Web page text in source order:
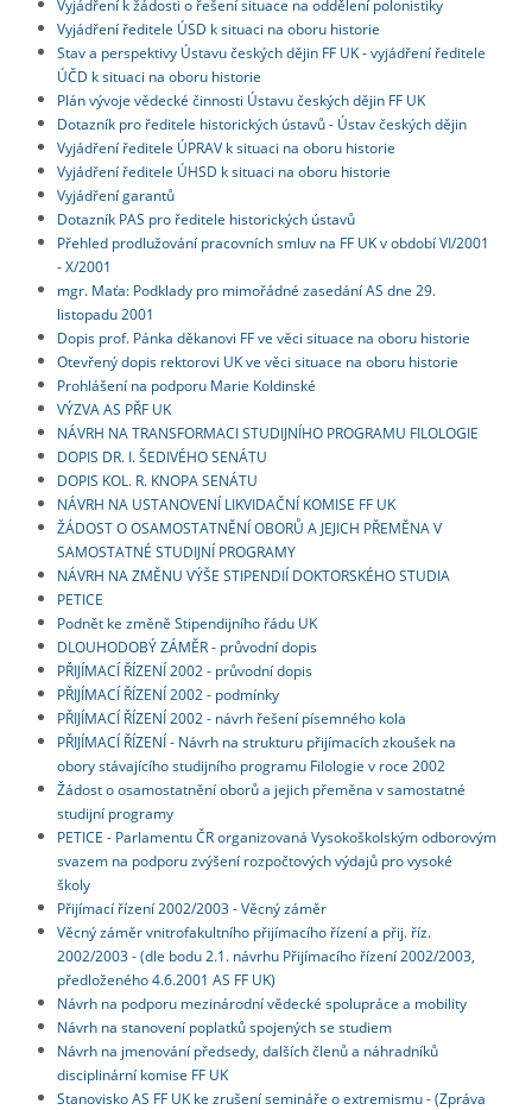
Vyjádření ředitele ÚSD k situaci na oboru historie
Stav a perspektivy Ústavu českých dějin FF UK - vyjádření ředitele
ÚČD k situaci na oboru historie
Plán vývoje vědecké činnosti Ústavu českých dějin FF UK
Dotazník pro ředitele historických ústavů - Ústav českých dějin
Vyjádření ředitele ÚPRAV k situaci na oboru historie
Vyjádření ředitele ÚHSD k situaci na oboru historie
Vyjádření garantů
Dotazník PAS pro ředitele historických ústavů
Přehled prodlužování pracovních smluv na FF UK v období VI/2001
- X/2001
mgr. Maťa: Podklady pro mimořádné zasedání AS dne 29.
listopadu 2001
Dopis prof. Pánka děkanovi FF ve věci situace na oboru historie
Otevřený dopis rektorovi UK ve věci situace na oboru historie
Prohlášení na podporu Marie Koldinské
VÝZVA AS PŘF UK
NÁVRH NA TRANSFORMACI STUDIJNÍHO PROGRAMU FILOLOGIE
DOPIS DR. I. ŠEDIVÉHO SENÁTU
DOPIS KOL. R. KNOPA SENÁTU
NÁVRH NA USTANOVENÍ LIKVIDAČNÍ KOMISE FF UK
ŽÁDOST O OSAMOSTATNĚNÍ OBORŮ A JEJICH PŘEMĚNA V
SAMOSTATNÉ STUDIJNÍ PROGRAMY
NÁVRH NA ZMĚNU VÝŠE STIPENDIÍ DOKTORSKÉHO STUDIA
PETICE
Podnět ke změně Stipendijního řádu UK
DLOUHODOBÝ ZÁMĚR - průvodní dopis
PŘIJÍMACÍ ŘÍZENÍ 2002 - průvodní dopis
PŘIJÍMACÍ ŘÍZENÍ 2002 - podmínky
PŘIJÍMACÍ ŘÍZENÍ 2002 - návrh řešení písemného kola
PŘIJÍMACÍ ŘÍZENÍ - Návrh na strukturu přijímacích zkoušek na
obory stávajícího studijního programu Filologie v roce 2002
Žádost o osamostatnění oborů a jejich přeměna v samostatné
studijní programy
PETICE - Parlamentu ČR organizovaná Vysokoškolským odborovým
svazem na podporu zvýšení rozpočtových výdajů pro vysoké
školy
Přijímací řízení 2002/2003 - Věcný záměr
Věcný záměr vnitrofakultního přijímacího řízení a přij. říz.
2002/2003 - (dle bodu 2.1. návrhu Přijímacího řízení 2002/2003,
předloženého 4.6.2001 AS FF UK)
Návrh na podporu mezinárodní vědecké spolupráce a mobility
Návrh na stanovení poplatků spojených se studiem
Návrh na jmenování předsedy, dalších členů a náhradníků
disciplinární komise FF UK
Stanovisko AS FF UK ke zrušení semináře o extremismu - (Zpráva